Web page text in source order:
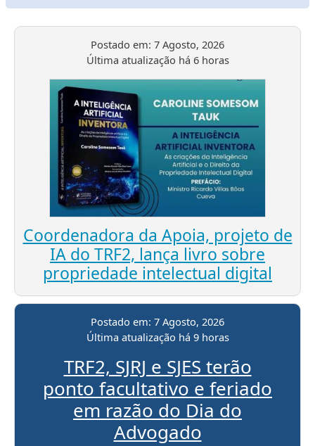
Postado em: 7 Agosto, 2026
Última atualização há 6 horas
Coordenadora da Apoia, projeto de
IA do TRF2, lança livro sobre
propriedade intelectual digital
Postado em: 7 Agosto, 2026
Última atualização há 9 horas
TRF2, SJRJ e SJES terão
ponto facultativo e feriado
em razão do Dia do
Advogado